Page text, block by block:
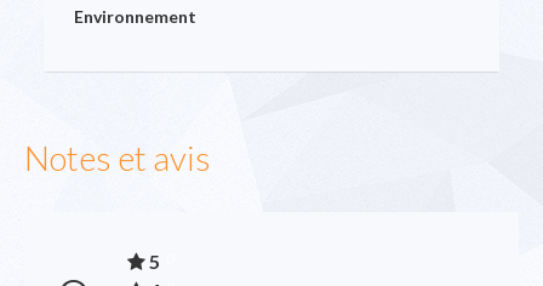
Environnement
Notes et avis
5